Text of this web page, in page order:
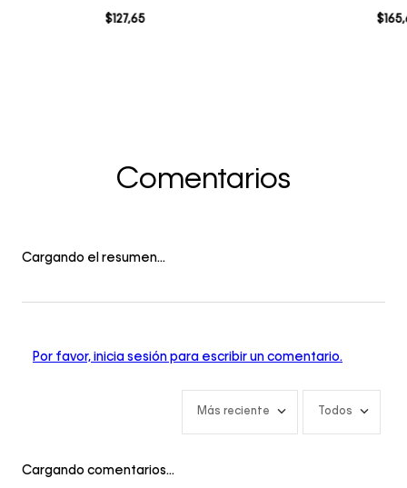
$127,65 $165,
Comentarios
Cargando el resumen…
Por favor, inicia sesión para escribir un comentario.
Más reciente Todos
Cargando comentarios…